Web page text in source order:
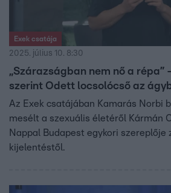
Exek csatája
2025. július 10. 8:30
„Szárazságban nem nő a répa”
szerint Odett locsolócső az
Az Exek csatájában Kamarás Norbi
mesélt a szexuális életéről Kármán
Nappal Budapest egykori szereplője
kijelentéstől.